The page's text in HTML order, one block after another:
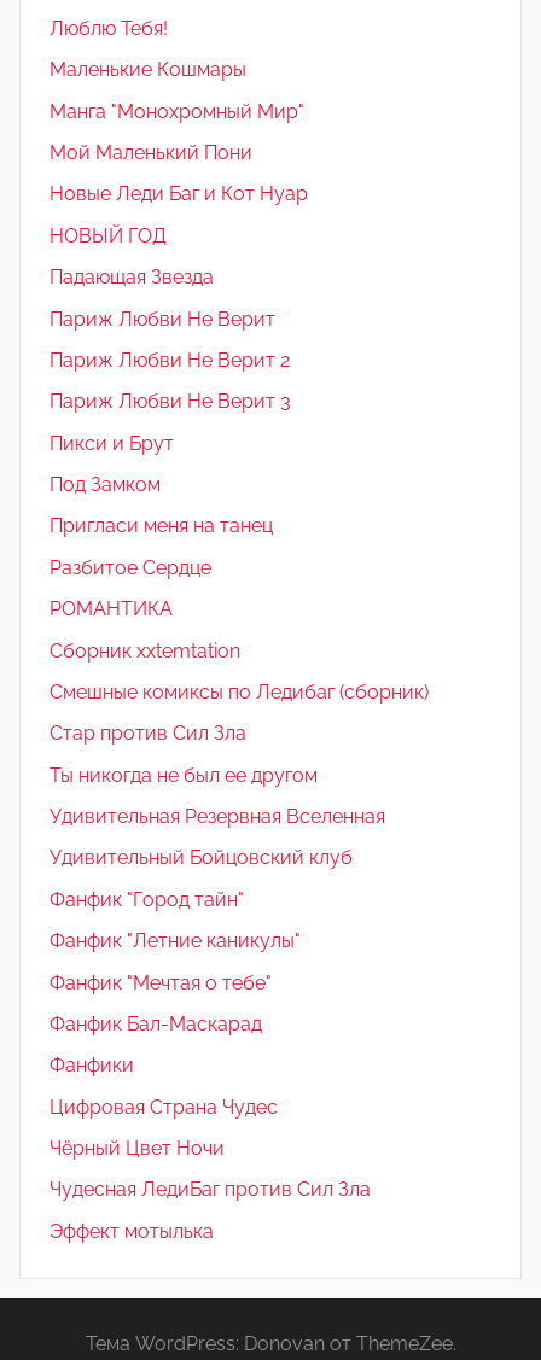
Люблю Тебя!
Маленькие Кошмары
Манга "Монохромный Мир"
Мой Маленький Пони
Новые Леди Баг и Кот Нуар
НОВЫЙ ГОД
Падающая Звезда
Париж Любви Не Верит
Париж Любви Не Верит 2
Париж Любви Не Верит 3
Пикси и Брут
Под Замком
Пригласи меня на танец
Разбитое Сердце
РОМАНТИКА
Сборник xxtemtation
Смешные комиксы по Ледибаг (сборник)
Стар против Сил Зла
Ты никогда не был ее другом
Удивительная Резервная Вселенная
Удивительный Бойцовский клуб
Фанфик "Город тайн"
Фанфик "Летние каникулы"
Фанфик "Мечтая о тебе"
Фанфик Бал-Маскарад
Фанфики
Цифровая Страна Чудес
Чёрный Цвет Ночи
Чудесная ЛедиБаг против Сил Зла
Эффект мотылька
Тема WordPress: Donovan от ThemeZee.